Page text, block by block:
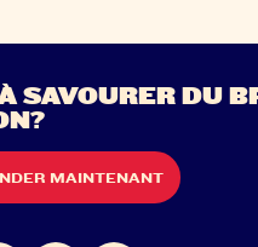
SAVOURER DU
MAINTENANT